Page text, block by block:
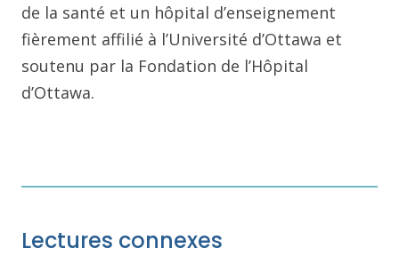
de la santé et un hôpital d’enseignement
fièrement affilié à l’Université d’Ottawa et
soutenu par la Fondation de l’Hôpital
d’Ottawa.
Lectures connexes